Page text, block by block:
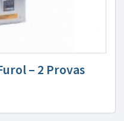
– 2 Provas